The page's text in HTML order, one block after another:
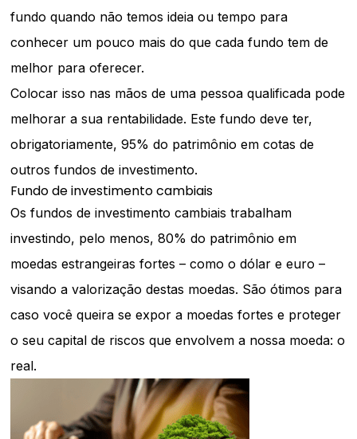
fundo quando não temos ideia ou tempo para
conhecer um pouco mais do que cada fundo tem de
melhor para oferecer.
Colocar isso nas mãos de uma pessoa qualificada pode
melhorar a sua rentabilidade. Este fundo deve ter,
obrigatoriamente, 95% do patrimônio em cotas de
outros fundos de investimento.
Fundo de investimento cambiais
Os fundos de investimento cambiais trabalham
investindo, pelo menos, 80% do patrimônio em
moedas estrangeiras fortes – como o dólar e euro –
visando a valorização destas moedas. São ótimos para
caso você queira se expor a moedas fortes e proteger
o seu capital de riscos que envolvem a nossa moeda: o
real.